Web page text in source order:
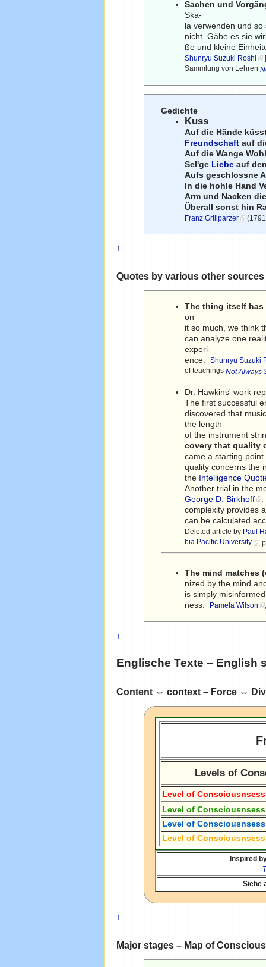
Sachen und
Ska-
la verwenden und
nicht. Gäbe es sie
ße und kleine
Shunryu Suzuki Roshi
Sammlung von Lehren
Gedichte
Kuss
Auf die Hände
Freundschaft auf
Auf die Wange
Sel'ge Liebe auf
Aufs geschlossne
In die hohle Hand
Arm und Nacken
Überall sonst hin
Franz Grillparzer
↑
Quotes by various other
The thing itself has
on
it so much, we think
can analyze one
experi-
ence.
Shunryu Suzuki
of teachingsNot Always
Dr. Hawkins' work
The first successful
discovered that
the length
of the instrument
covery that quality
came a starting
quality concerns the
the Intelligence
Another trial in the
George D. Birkhoff
complexity provides
can be calculated
Deleted article by Paul
bia Pacific University ,
The mind matches
nized by the mind
is simply
ness.
Pamela Wilson
↑
Englische Texte – English
Content ⇔ context – Force ⇔
Levels of
Level of
Level of Consciousnsess
Level of Consciousnsess
Level of
Inspired
Siehe
↑
Major stages – Map of